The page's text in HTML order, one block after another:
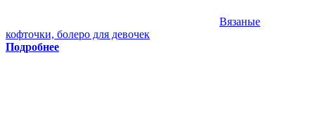
Вязаные
кофточки, болеро для девочек
Подробнее